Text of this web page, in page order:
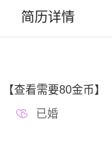
简历详情
【查看需要80金币】
已婚